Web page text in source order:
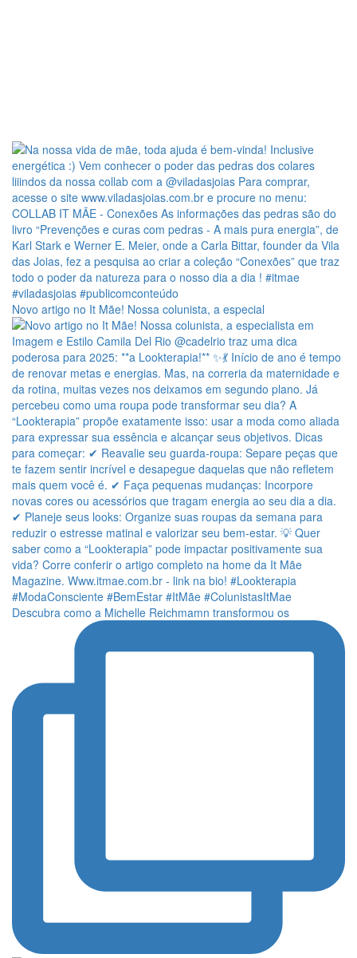
Novo artigo no It Mãe! Nossa colunista, a especial
Descubra como a Michelle Reichmamn transformou os